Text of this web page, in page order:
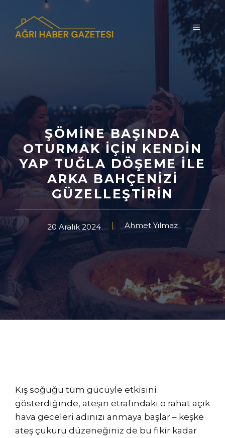
MENÜ
ŞÖMINE BAŞINDA
OTURMAK İÇIN KENDIN
YAP TUĞLA DÖŞEME ILE
ARKA BAHÇENIZI
GÜZELLEŞTIRIN
20 Aralık 2024 Ahmet Yılmaz
Kış soğuğu tüm gücüyle etkisini
gösterdiğinde, ateşin etrafındaki o rahat açık
hava geceleri adınızı anmaya başlar – keşke
ateş çukuru düzeneğiniz de bu fikir kadar